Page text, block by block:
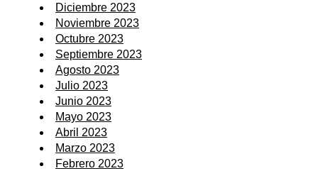
Diciembre 2023
Noviembre 2023
Octubre 2023
Septiembre 2023
Agosto 2023
Julio 2023
Junio 2023
Mayo 2023
Abril 2023
Marzo 2023
Febrero 2023